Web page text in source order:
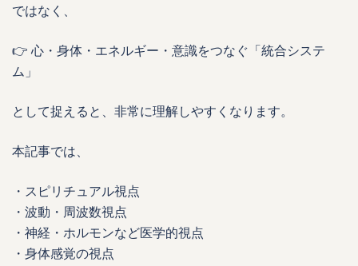
ではなく、
👉 心・身体・エネルギー・意識をつなぐ「統合システ
ム」
として捉えると、非常に理解しやすくなります。
本記事では、
・スピリチュアル視点
・波動・周波数視点
・神経・ホルモンなど医学的視点
・身体感覚の視点